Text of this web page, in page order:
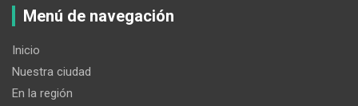
Menú de navegación
Inicio
Nuestra ciudad
En la región